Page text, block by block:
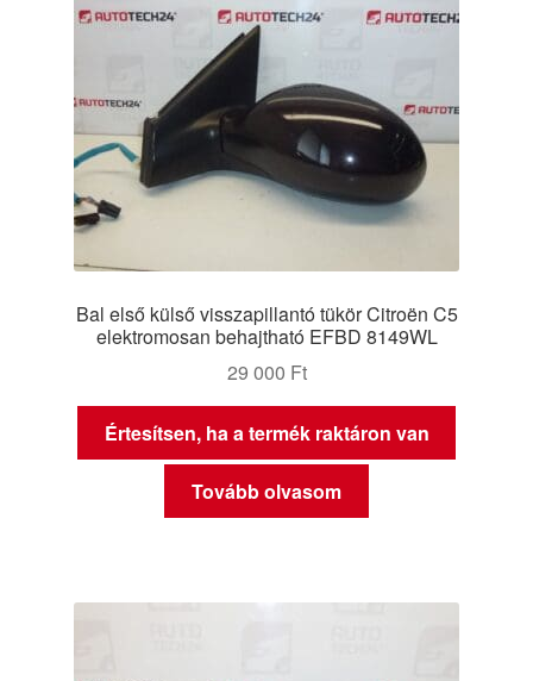
Bal első külső visszapillantó tükör Citroën C5
elektromosan behajtható EFBD 8149WL
29 000 Ft
Értesítsen, ha a termék raktáron van
Tovább olvasom